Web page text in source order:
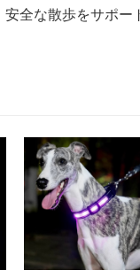
全な散歩をサポー